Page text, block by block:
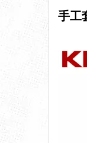
手工